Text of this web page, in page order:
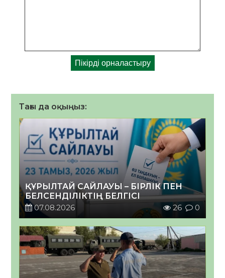
Тағы да оқыңыз:
ҚҰРЫЛТАЙ САЙЛАУЫ – БІРЛІК ПЕН
БЕЛСЕНДІЛІКТІҢ БЕЛГІСІ
07.08.2026
26 0